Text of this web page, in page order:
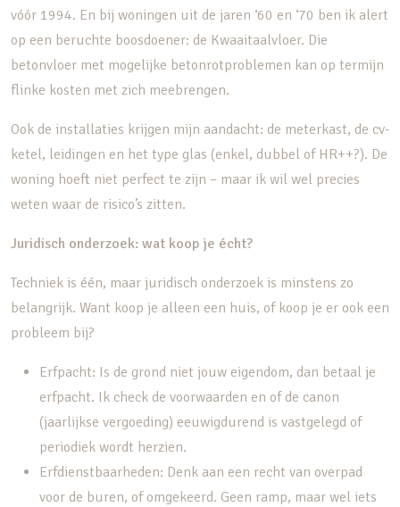
vóór 1994. En bij woningen uit de jaren ‘60 en ‘70 ben ik alert
op een beruchte boosdoener: de Kwaaitaalvloer. Die
betonvloer met mogelijke betonrotproblemen kan op termijn
flinke kosten met zich meebrengen.
Ook de installaties krijgen mijn aandacht: de meterkast, de cv-
ketel, leidingen en het type glas (enkel, dubbel of HR++?). De
woning hoeft niet perfect te zijn – maar ik wil wel precies
weten waar de risico’s zitten.
Juridisch onderzoek: wat koop je écht?
Techniek is één, maar juridisch onderzoek is minstens zo
belangrijk. Want koop je alleen een huis, of koop je er ook een
probleem bij?
Erfpacht: Is de grond niet jouw eigendom, dan betaal je
erfpacht. Ik check de voorwaarden en of de canon
(jaarlijkse vergoeding) eeuwigdurend is vastgelegd of
periodiek wordt herzien.
Erfdienstbaarheden: Denk aan een recht van overpad
voor de buren, of omgekeerd. Geen ramp, maar wel iets